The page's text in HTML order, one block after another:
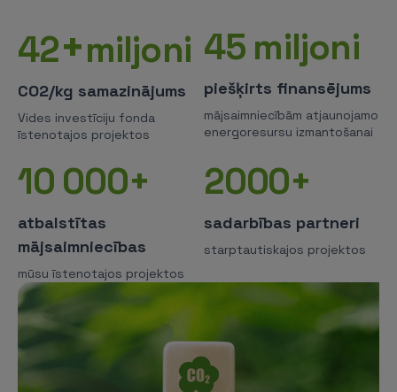
42+miljoni
CO2/kg samazinājums
Vides investīciju fonda
īstenotajos projektos
45 miljoni
piešķirts finansējums
mājsaimniecībām atjaunojamo
energoresursu izmantošanai
10 000+
atbalstītas
mājsaimniecības
mūsu īstenotajos projektos
2000+
sadarbības partneri
starptautiskajos projektos